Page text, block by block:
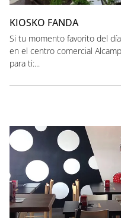
KIOSKO FANDA
Si tu momento favorito del
en el centro comercial
para ti:...